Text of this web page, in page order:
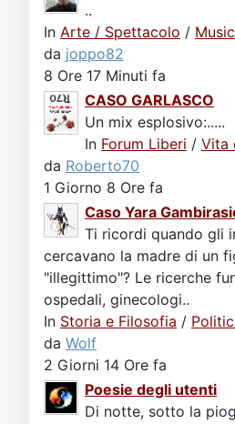
..
In Arte / Spettacolo /
da joppo82
8 Ore 17 Minuti fa
CASO GARLASCO
Un mix esplosivo:.....
In Forum Liberi / Vita
da Roberto70
1 Giorno 8 Ore fa
Caso Yara
Ti ricordi quando gli
cercavano la madre di un
"illegittimo"? Le ricerche
ospedali, ginecologi..
In Storia e Filosofia /
da Wolf
2 Giorni 14 Ore fa
Poesie degli utenti
Di notte, sotto la